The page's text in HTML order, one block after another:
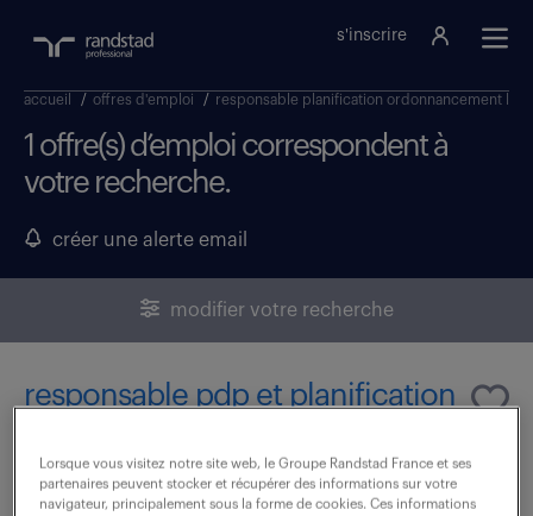
s'inscrire
accueil / offres d'emploi / responsable planification ordonnancement
1 offre(s) d’emploi correspondent à
votre recherche.
créer une alerte email
modifier votre recherche
responsable pdp et planification
28 avril 2026
Lorsque vous visitez notre site web, le Groupe Randstad France et ses
partenaires peuvent stocker et récupérer des informations sur votre
navigateur, principalement sous la forme de cookies. Ces informations